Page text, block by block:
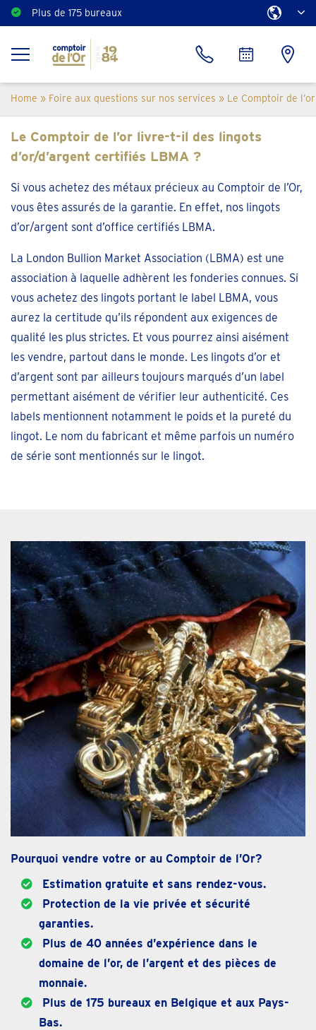
Plus de 175 bureaux
Home » Foire aux questions sur nos services » Le Comptoir de
Le Comptoir de l’or livre-t-il des lingots
d’or/d’argent certifiés LBMA ?
Si vous achetez des métaux précieux au Comptoir de l’Or,
vous êtes assurés de la garantie. En effet, nos lingots
d’or/argent sont d’office certifiés LBMA.
La London Bullion Market Association (LBMA) est une
association à laquelle adhèrent les fonderies connues. Si
vous achetez des lingots portant le label LBMA, vous
aurez la certitude qu’ils répondent aux exigences de
qualité les plus strictes. Et vous pourrez ainsi aisément
les vendre, partout dans le monde. Les lingots d’or et
d’argent sont par ailleurs toujours marqués d’un label
permettant aisément de vérifier leur authenticité. Ces
labels mentionnent notamment le poids et la pureté du
lingot. Le nom du fabricant et même parfois un numéro
de série sont mentionnés sur le lingot.
Pourquoi vendre votre or au Comptoir de l’Or?
Estimation gratuite et sans rendez-vous.
Protection de la vie privée et sécurité
garanties.
Plus de 40 années d’expérience dans le
domaine de l’or, de l’argent et des pièces de
monnaie.
Plus de 175 bureaux en Belgique et aux Pays-
Bas.